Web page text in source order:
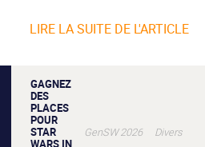
LIRE LA SUITE DE L'ARTICLE
GAGNEZ
DES
PLACES
POUR
STAR
WARS IN
GenSW 2026 Divers